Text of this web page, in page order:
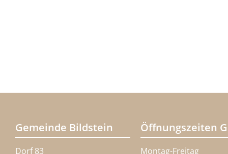
Gemeinde Bildstein
Dorf 83
Öffnungszeiten
Montag-Freitag